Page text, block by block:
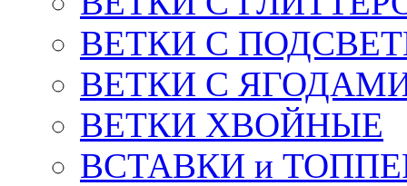
ВЕТКИ С
ВЕТКИ С
ВЕТКИ ХВОЙНЫЕ
ВСТАВКИ и